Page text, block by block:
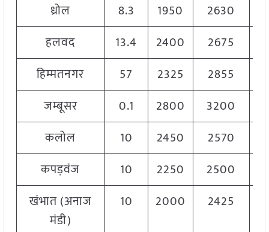
ध्रोल
8.3 1950 2630
हलवद
13.4 2400 2675
हिम्मतनगर
57 2325 2855
जम्बूसर
0.1 2800 3200
कलोल
10 2450 2570
कपड़वंज
10 2250 2500
खंभात (अनाज
मंडी)
10 2000 2425